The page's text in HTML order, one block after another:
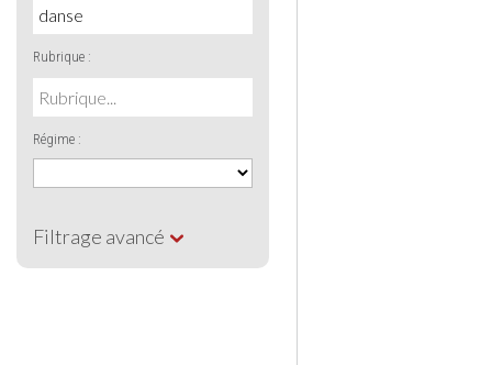
Rubrique :
Régime :
Filtrage avancé